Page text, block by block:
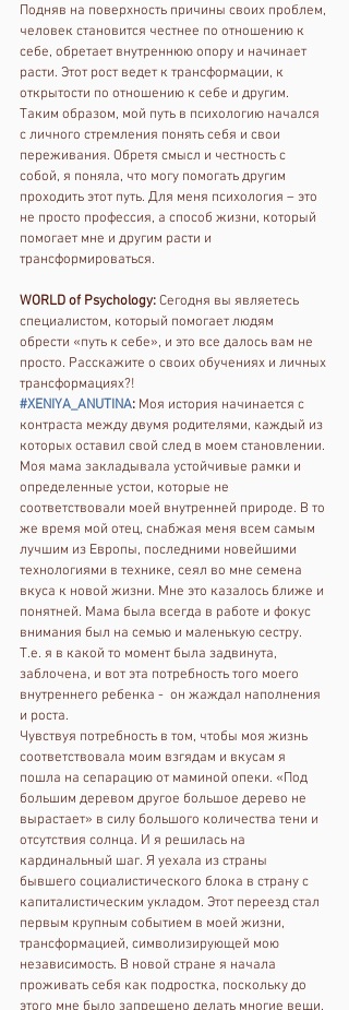
Подняв на поверхность причины своих проблем,
человек становится честнее по отношению к
себе, обретает внутреннюю опору и начинает
расти. Этот рост ведет к трансформации, к
открытости по отношению к себе и другим.
Таким образом, мой путь в психологию начался
с личного стремления понять себя и свои
переживания. Обретя смысл и честность с
собой, я поняла, что могу помогать другим
проходить этот путь. Для меня психология – это
не просто профессия, а способ жизни, который
помогает мне и другим расти и
трансформироваться.
WORLD of Psychology: Сегодня вы являетесь
специалистом, который помогает людям
обрести «путь к себе», и это все далось вам не
просто. Расскажите о своих обучениях и личных
трансформациях?!
#XENIYA_ANUTINA: Моя история начинается с
контраста между двумя родителями, каждый из
которых оставил свой след в моем становлении.
Моя мама закладывала устойчивые рамки и
определенные устои, которые не
соответствовали моей внутренней природе. В то
же время мой отец, снабжая меня всем самым
лучшим из Европы, последними новейшими
технологиями в технике, сеял во мне семена
вкуса к новой жизни. Мне это казалось ближе и
понятней. Мама была всегда в работе и фокус
внимания был на семью и маленькую сестру.
Т.е. я в какой то момент была задвинута,
заблочена, и вот эта потребность того моего
внутреннего ребенка -  он жаждал наполнения
и роста.
Чувствуя потребность в том, чтобы моя жизнь
соответствовала моим взгядам и вкусам я
пошла на сепарацию от маминой опеки. «Под
большим деревом другое большое дерево не
вырастает» в силу большого количества тени и
отсутствия солнца. И я решилась на
кардинальный шаг. Я уехала из страны
бывшего социалистического блока в страну с
капиталистическим укладом. Этот переезд стал
первым крупным событием в моей жизни,
трансформацией, символизирующей мою
независимость. В новой стране я начала
проживать себя как подростка, поскольку до
этого мне было запрещено делать многие вещи.